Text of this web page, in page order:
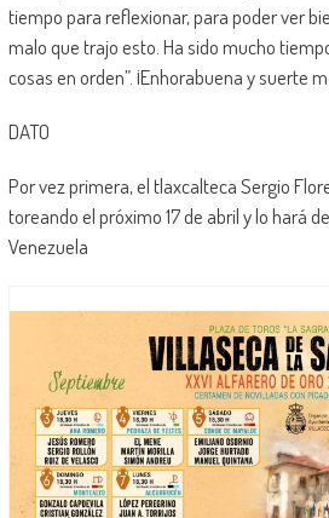
tiempo para reflexionar, para poder ver
malo que trajo esto. Ha sido mucho
cosas en orden”. ¡Enhorabuena y suerte
DATO
Por vez primera, el tlaxcalteca Sergio
toreando el próximo 17 de abril y lo hará
Venezuela